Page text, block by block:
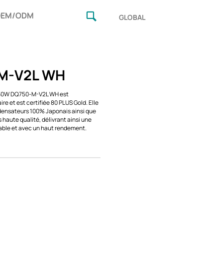
ODM GLOBAL
V2L WH
DQ750-M-V2L WH est
et est certifiée 80 PLUS Gold. Elle
100% Japonais ainsi que
haute qualité, délivrant ainsi une
et avec un haut rendement.